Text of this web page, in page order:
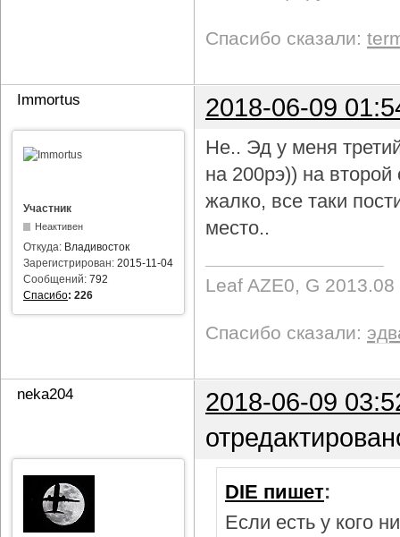
Спасибо сказали:
Immortus 2018-06-09
Участник
Неактивен
Откуда: Владивосток
Зарегистрирован: 2015-11-04
Сообщений: 792
Спасибо: 226
Не.. Эд у меня
на 200рэ)) на
жалко, все таки
место..
Leaf AZE0, G 2013.08
Спасибо сказали:
neka204
2018-06-09
DIE пишет:
Если есть у кого